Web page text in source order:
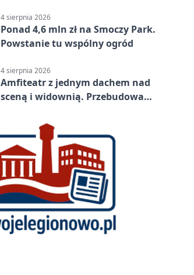
4 sierpnia 2026
Ponad 4,6 mln zł na Smoczy Park.
Powstanie tu wspólny ogród
4 sierpnia 2026
Amfiteatr z jednym dachem nad
sceną i widownią. Przebudowa